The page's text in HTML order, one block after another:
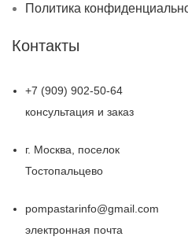
Политика
Контакты
+7 (909) 902-50-64
консультация и заказ
г. Москва, поселок
Тостопальцево
pompastarinfo@gmail.com
электронная почта